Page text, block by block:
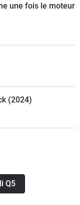
une fois le moteur
(2024)
Q5